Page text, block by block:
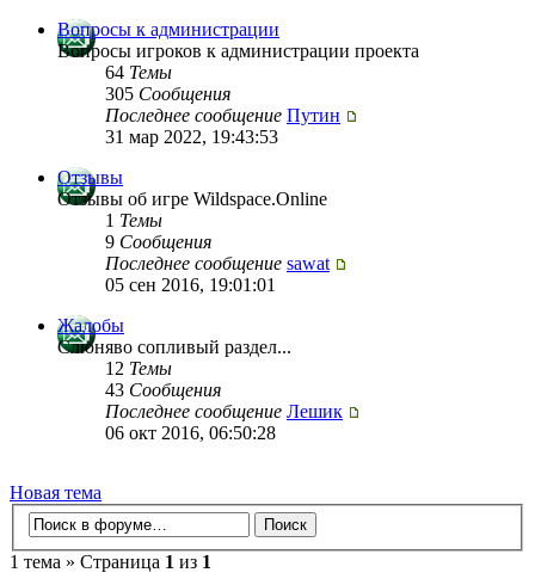
Вопросы к администрации
Вопросы игроков к администрации проекта
64 Темы
305 Сообщения
Последнее сообщение Путин
31 мар 2022, 19:43:53
Отзывы
Отзывы об игре Wildspace.Online
1 Темы
9 Сообщения
Последнее сообщение sawat
05 сен 2016, 19:01:01
Жалобы
Слюняво сопливый раздел...
12 Темы
43 Сообщения
Последнее сообщение Лешик
06 окт 2016, 06:50:28
Новая тема
1 тема » Страница 1 из 1